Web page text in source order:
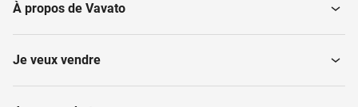
À propos de Vavato
Je veux vendre